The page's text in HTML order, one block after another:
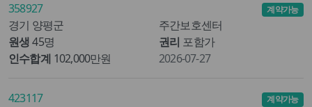
358927
경기 양평군
주간보호센터
원생 45명 권리 포함가
인수합계 102,000만원
계약가능
2026-07-27
423117
계약가능